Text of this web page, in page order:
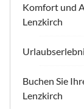
Komfort und
Lenzkirch
Buchen Sie
Lenzkirch